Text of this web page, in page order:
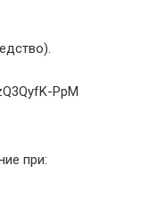
PpM
при: